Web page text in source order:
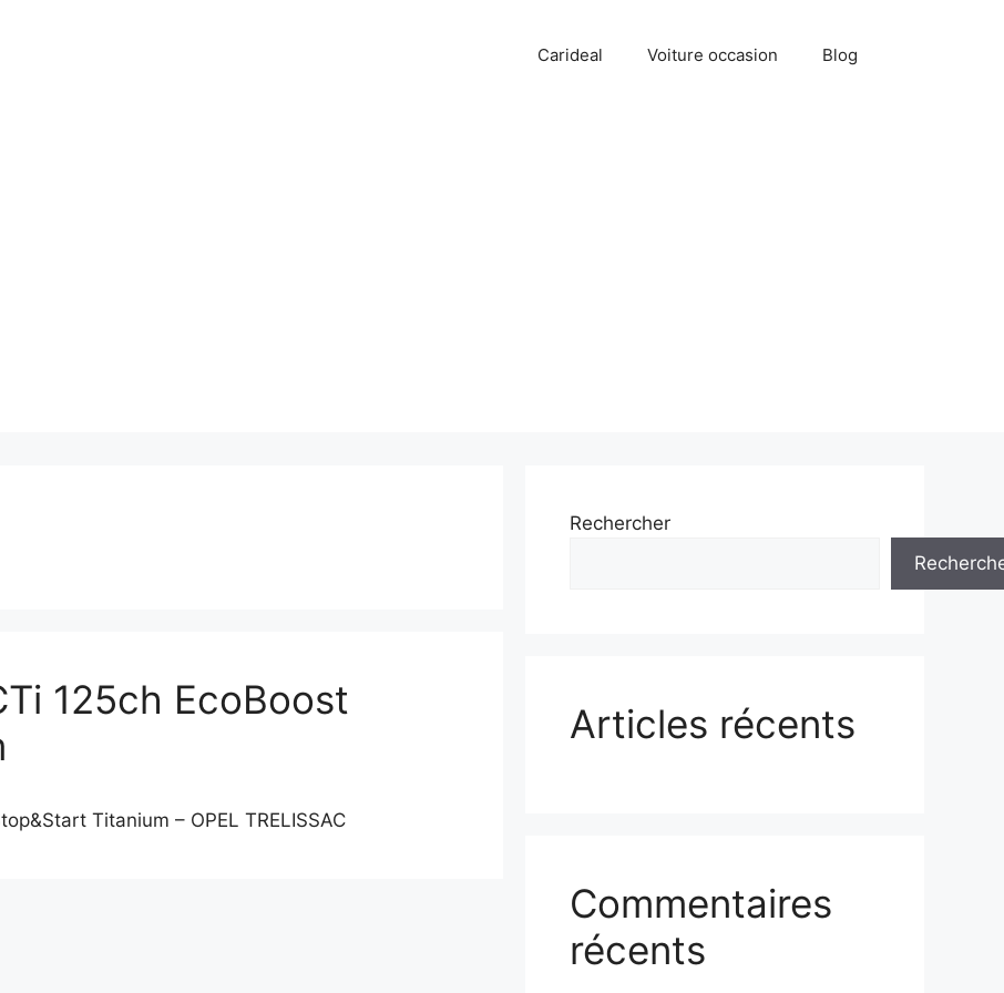
Carideal Voiture occasion Blog
125ch EcoBoost
Titanium – OPEL TRELISSAC
Rechercher
Articles récents
Commentaires
récents